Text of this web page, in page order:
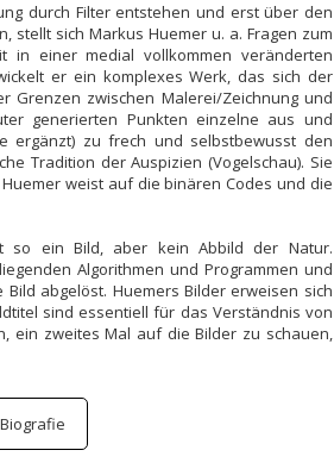
durch Filter entstehen und erst über den
stellt sich Markus Huemer u. a. Fragen zum
in einer medial vollkommen veränderten
er ein komplexes Werk, das sich der
Grenzen zwischen Malerei/Zeichnung und
generierten Punkten einzelne aus und
ergänzt) zu frech und selbstbewusst den
Tradition der Auspizien (Vogelschau). Sie
weist auf die binären Codes und die
so ein Bild, aber kein Abbild der Natur.
Algorithmen und Programmen und
abgelöst. Huemers Bilder erweisen sich
sind essentiell für das Verständnis von
ein zweites Mal auf die Bilder zu schauen,
Biografie